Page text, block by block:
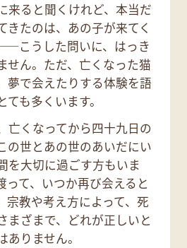
来ると聞くけれど、本当だ
きたのは、あの子が来てく
こうした問いに、はっき
せん。ただ、亡くなった猫
夢で会えたりする体験を語
も多くいます。
亡くなってから四十九日の
の世とあの世のあいだにい
を大切に過ごす方もいま
って、いつか再び会えると
宗教や考え方によって、死
まざまで、どれが正しいと
りません。